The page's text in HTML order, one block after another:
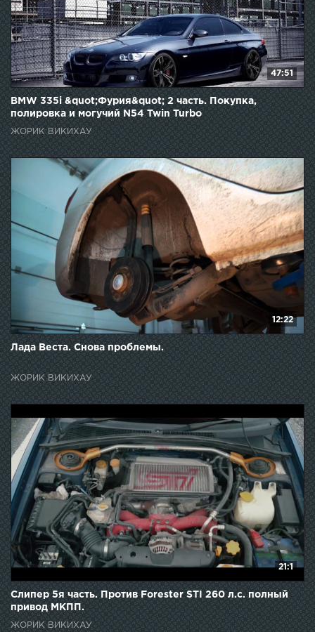
47:51
BMW 335i &quot;Фурия&quot; 2 часть. Покупка,
полировка и могучий N54 Twin Turbo
ЖОРИК ВИКИХАУ
12:22
Лада Веста. Снова проблемы.
ЖОРИК ВИКИХАУ
21:1
Слипер 5я часть. Против Forester STI 260 л.с. полный
привод МКПП.
ЖОРИК ВИКИХАУ